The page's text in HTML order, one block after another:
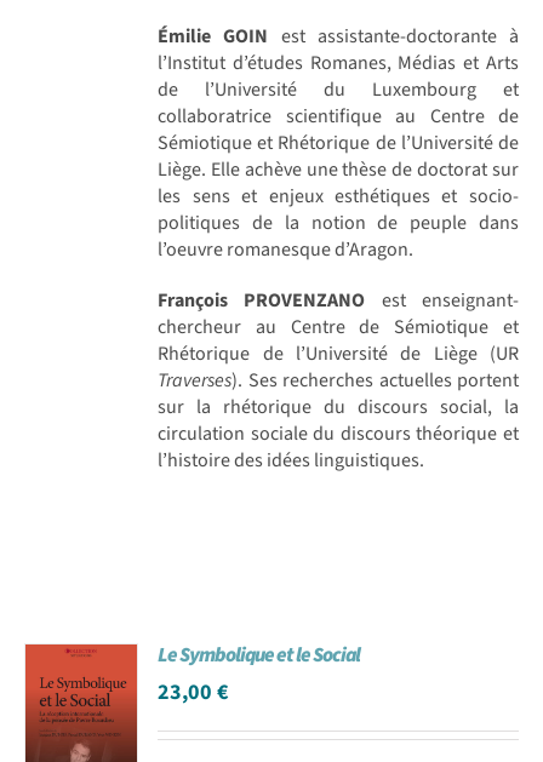
Émilie GOIN est assistante-doctorante à
l’Institut d’études Romanes, Médias et Arts
de l’Université du Luxembourg et
collaboratrice scientifique au Centre de
Sémiotique et Rhétorique de l’Université de
Liège. Elle achève une thèse de doctorat sur
les sens et enjeux esthétiques et socio-
politiques de la notion de peuple dans
l’oeuvre romanesque d’Aragon.
François PROVENZANO est enseignant-
chercheur au Centre de Sémiotique et
Rhétorique de l’Université de Liège (UR
Traverses). Ses recherches actuelles portent
sur la rhétorique du discours social, la
circulation sociale du discours théorique et
l’histoire des idées linguistiques.
Le Symbolique et le Social
23,00€